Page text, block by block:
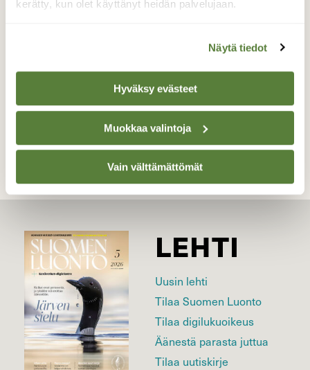
kerätty, kun olet käyttänyt heidän palvelujaan.
Näytä tiedot
Hyväksy evästeet
Muokkaa valintoja
Vain välttämättömät
Tykkään syksyn väreistä. Etenkin oransseista
Kuvaaja: Sannamari Huhtala
Kilpailun etusivulle
LEHTI
Uusin lehti
Tilaa Suomen Luonto
Tilaa digilukuoikeus
Äänestä parasta juttua
Tilaa uutiskirje